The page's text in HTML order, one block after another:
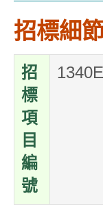
招標細
招
標
項
目
編
號